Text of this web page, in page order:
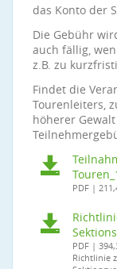
das Konto der
Die Gebühr
auch fällig,
z.B. zu
Findet die
Tourenleiters,
höherer
PDF |
PDF |
Richtlinie